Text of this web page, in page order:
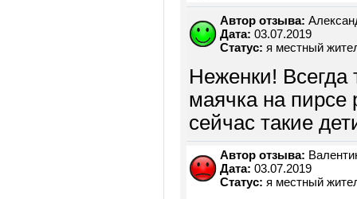
Автор отзыва:
Дата: 03.07.2019
Статус: я местный
Неженки! Всегда
маячка на
сейчас такие
Автор отзыва:
Дата: 03.07.2019
Статус: я местный